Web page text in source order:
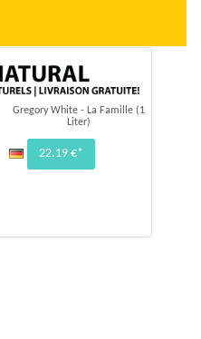
Gregory White - La Famille (1
Liter)
22.19 €*